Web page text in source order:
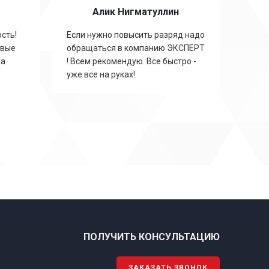
Алик Нигматуллин
Если нужно повысить разряд надо
обращаться в компанию ЭКСПЕРТ
! Всем рекомендую. Все быстро -
уже все на руках!
ПОЛУЧИТЬ КОНСУЛЬТАЦИЮ